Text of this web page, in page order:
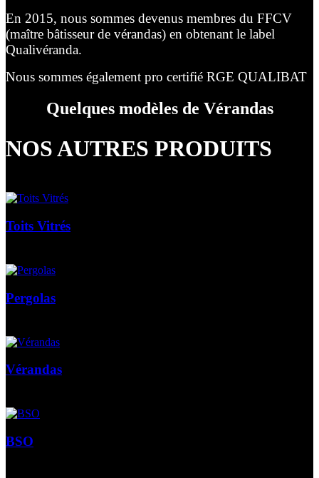
En 2015, nous sommes devenus membres du FFCV
(maître bâtisseur de vérandas) en obtenant le label
Qualivéranda.
Nous sommes également pro certifié RGE QUALIBAT
Quelques modèles de Vérandas
NOS AUTRES PRODUITS
Toits Vitrés
Pergolas
Vérandas
BSO